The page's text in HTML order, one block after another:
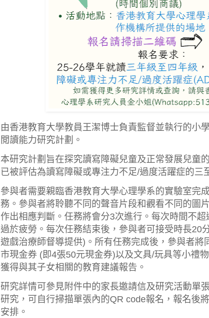
由香港教育大學教員王潔博士負責監督並執行的小
閲讀能力研究計劃。
本研究計劃旨在探究讀寫障礙兒童及正常發展兒童
已被評估為讀寫障礙或專注力不足/過度活躍症的三
參與者需要親臨香港教育大學心理學系的實驗室完
務。參與者將聆聽不同的聲音片段和觀看不同的圖
作出相應判斷。任務將會分3次進行。每次時間不
過於疲勞。每次任務結束後，參與者可接受時長20
遊戲治療師督導提供)。所有任務完成後，參與者將
市現金券 (即4張50元現金券)以及文具/玩具等小禮
獲得與其子女相關的教育建議報告。
研究詳情可參見附件中的家長邀請信及研究活動單
研究，可自行掃描單張內的QR code報名，報名後
安排。